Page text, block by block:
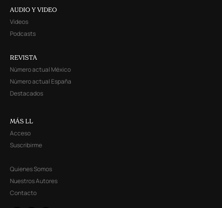
AUDIO Y VIDEO
Videos
Podcasts
REVISTA
Número actual México
Número actual España
Destacados
MÁS LL
Acceso
Suscribirme
Quienes Somos
Nuestros Autores
Contacto